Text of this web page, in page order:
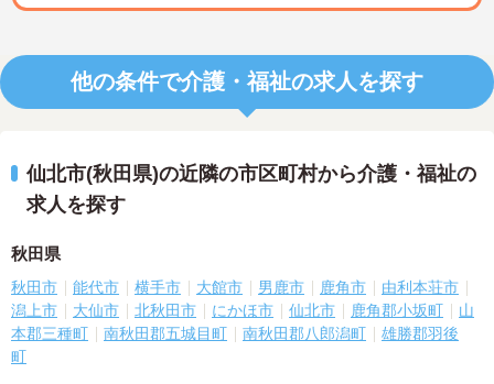
他の条件で介護・福祉の求人を探す
仙北市(秋田県)の近隣の市区町村から介護・福祉の
求人を探す
秋田県
秋田市 能代市 横手市 大館市 男鹿市 鹿角市
由利本荘市
潟上市
大仙市 北秋田市 にかほ市 仙北市 鹿角郡小坂町
山
本郡三種町
南秋田郡五城目町 南秋田郡八郎潟町
雄勝郡羽後
町